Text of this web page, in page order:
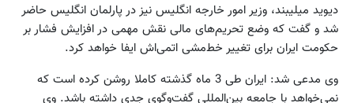
دیوید میلیبند، وزیر امور خارجه انگلیس نیز در پارلمان انگلیس حاضر
شد و گفت که وضع تحریم‌های مالی نقش مهمی در افزایش فشار بر
حکومت ایران برای تغییر خط‌مشی اتمی‌‌اش ایفا خواهد کرد.
وی مدعی شد: ایران طی 3 ماه گذشته کاملا روشن کرده است که
نمی‌خواهد با جامعه بین‌المللی گفت‌وگوی جدی داشته باشد. وی